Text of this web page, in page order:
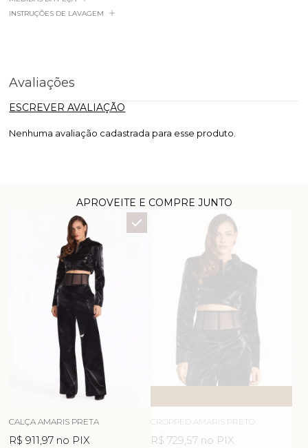
INSTRUÇÕES DE LAVAGEM
Avaliações
ESCREVER AVALIAÇÃO
Nenhuma avaliação cadastrada para esse produto.
APROVEITE E COMPRE JUNTO
CALÇA AMARIS PRETA
R$ 911,97 no PIX
CROPPED AMARIS PRETO
R$ 729,57 no PIX